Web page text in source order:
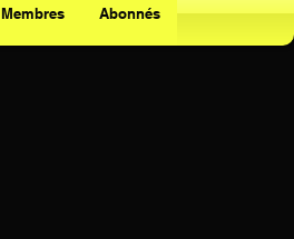
Membres Abonnés